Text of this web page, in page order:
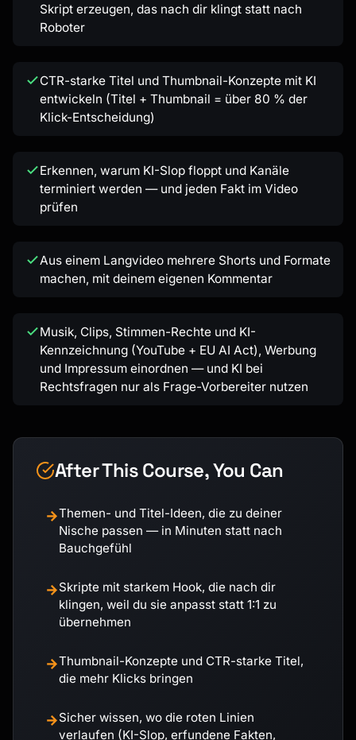
Skript erzeugen, das nach dir klingt statt nach
Roboter
CTR-starke Titel und Thumbnail-Konzepte mit KI
entwickeln (Titel + Thumbnail = über 80 % der
Klick-Entscheidung)
Erkennen, warum KI-Slop floppt und Kanäle
terminiert werden — und jeden Fakt im Video
prüfen
Aus einem Langvideo mehrere Shorts und Formate
machen, mit deinem eigenen Kommentar
Musik, Clips, Stimmen-Rechte und KI-
Kennzeichnung (YouTube + EU AI Act), Werbung
und Impressum einordnen — und KI bei
Rechtsfragen nur als Frage-Vorbereiter nutzen
After This Course, You Can
→Themen- und Titel-Ideen, die zu deiner
Nische passen — in Minuten statt nach
Bauchgefühl
→Skripte mit starkem Hook, die nach dir
klingen, weil du sie anpasst statt 1:1 zu
übernehmen
→Thumbnail-Konzepte und CTR-starke Titel,
die mehr Klicks bringen
→Sicher wissen, wo die roten Linien
verlaufen (KI-Slop, erfundene Fakten,